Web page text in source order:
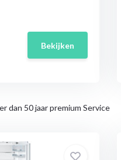
Bekijken
dan 50 jaar premium Service